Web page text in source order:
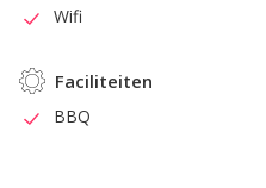
Wifi
Faciliteiten
BBQ